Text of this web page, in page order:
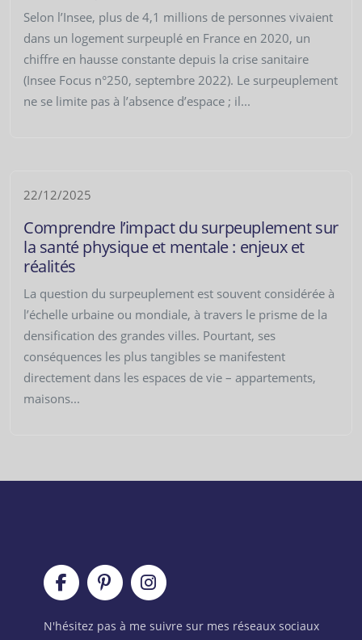
Selon l’Insee, plus de 4,1 millions de personnes vivaient
dans un logement surpeuplé en France en 2020, un
chiffre en hausse constante depuis la crise sanitaire
(Insee Focus n°250, septembre 2022). Le surpeuplement
ne se limite pas à l’absence d’espace ; il...
22/12/2025
Comprendre l’impact du surpeuplement sur
la santé physique et mentale : enjeux et
réalités
La question du surpeuplement est souvent considérée à
l’échelle urbaine ou mondiale, à travers le prisme de la
densification des grandes villes. Pourtant, ses
conséquences les plus tangibles se manifestent
directement dans les espaces de vie – appartements,
maisons...
N'hésitez pas à me suivre sur mes réseaux sociaux